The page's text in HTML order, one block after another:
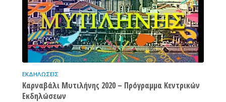
ΕΚΔΗΛΏΣΕΙΣ
Καρναβάλι Μυτιλήνης 2020 – Πρόγραμμα Κεντρικών
Εκδηλώσεων